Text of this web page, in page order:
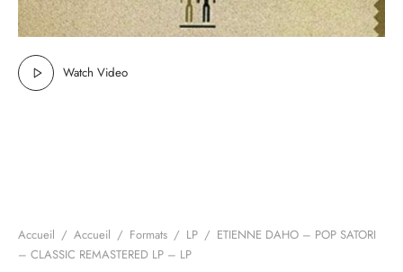
Watch Video
Accueil / Accueil / Formats / LP / ETIENNE DAHO – POP SATORI
– CLASSIC REMASTERED LP – LP
Phono
Casques
& MINIMALISTE
NEW WAVE
& RAP FRANCAIS
2026
DU 30/10/2026
SKA